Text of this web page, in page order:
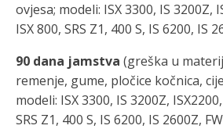
ovjesa; modeli: ISX 3300, IS 3200Z,
ISX 800, SRS Z1, 400 S, IS 6200, IS
90 dana jamstva (greška u
remenje, gume, pločice kočnica,
modeli: ISX 3300, IS 3200Z,
SRS Z1, 400 S, IS 6200, IS 2600Z,